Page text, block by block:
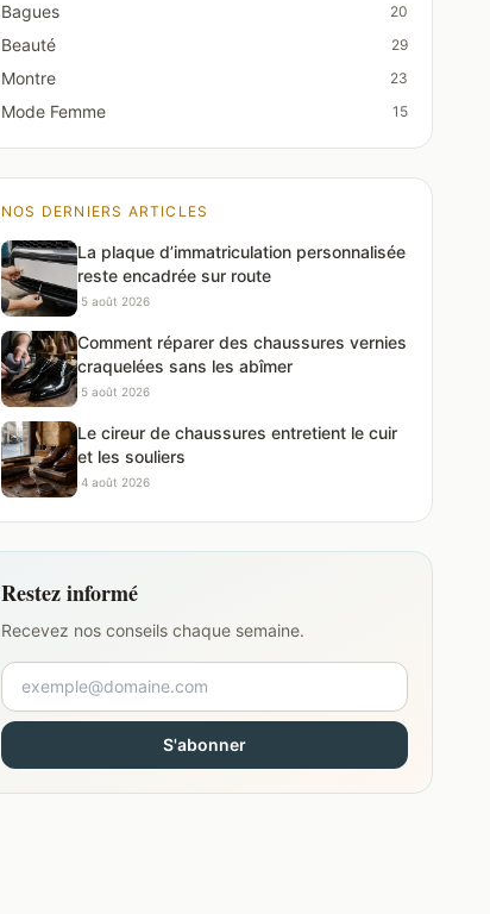
Bagues 20
Beauté 29
Montre 23
Mode Femme 15
NOS DERNIERS ARTICLES
La plaque d’immatriculation personnalisée
reste encadrée sur route
·5 août 2026
Comment réparer des chaussures vernies
craquelées sans les abîmer
·5 août 2026
Le cireur de chaussures entretient le cuir
et les souliers
·4 août 2026
Restez informé
Recevez nos conseils chaque semaine.
S'abonner